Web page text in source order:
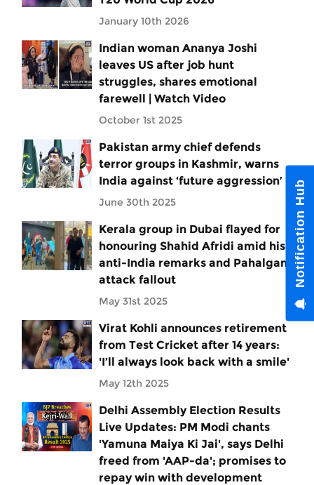
January 10th 2026
Indian woman Ananya Joshi
leaves US after job hunt
struggles, shares emotional
farewell | Watch Video
October 1st 2025
Pakistan army chief defends
terror groups in Kashmir, warns
India against ‘future aggression’
June 30th 2025
Kerala group in Dubai flayed for
honouring Shahid Afridi amid his
anti-India remarks and Pahalgam
attack fallout
May 31st 2025
Virat Kohli announces retirement
from Test Cricket after 14 years:
'I’ll always look back with a smile'
May 12th 2025
Delhi Assembly Election Results
Live Updates: PM Modi chants
'Yamuna Maiya Ki Jai', says Delhi
freed from 'AAP-da'; promises to
repay win with development
Notification Hub